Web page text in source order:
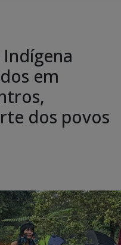
em
dos povos